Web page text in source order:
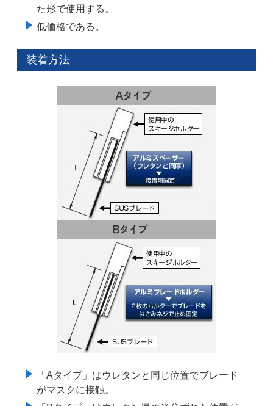
た形で使用する。
低価格である。
装着方法
「Aタイプ」はウレタンと同じ位置でブレード
がマスクに接触。